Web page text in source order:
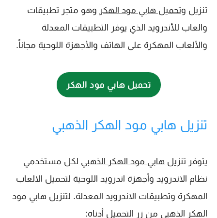
تنزيل وتحميل هابي مود الهكر وهو متجر تطبيقات
والعاب للأندرويد الذي يوفر التطبيقات المعدلة
والألعاب المهكرة على الهاتف والأجهزة اللوحية مجاناً.
تحميل هابي مود الهكر
تنزيل هابي مود الهكر الذهبي
يتوفر تنزيل هابي مود الهكر الذهبي لكل مستخدمي
نظام الاندرويد وأجهزة اندرويد اللوحية لتحميل الالعاب
المهكرة وتطبيقات الاندرويد المعدلة. لتنزيل هابي مود
الهكر الذهبي من زر التحميل أدناه: